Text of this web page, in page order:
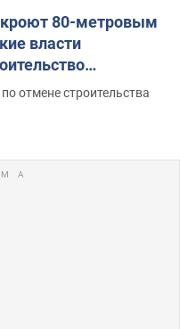
80-метровым
власти
отмене строительства